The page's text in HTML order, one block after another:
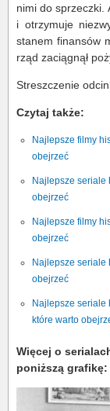
nimi do sprzeczki.
i otrzymuje
stanem finansów
rząd zaciągnął
Streszczenie
Czytaj także:
Najlepsze filmy
obejrzeć
Najlepsze seriale
obejrzeć
Najlepsze filmy
obejrzeć
Najlepsze seriale
obejrzeć
Najlepsze seriale
które warto
Więcej o
poniższą grafikę: